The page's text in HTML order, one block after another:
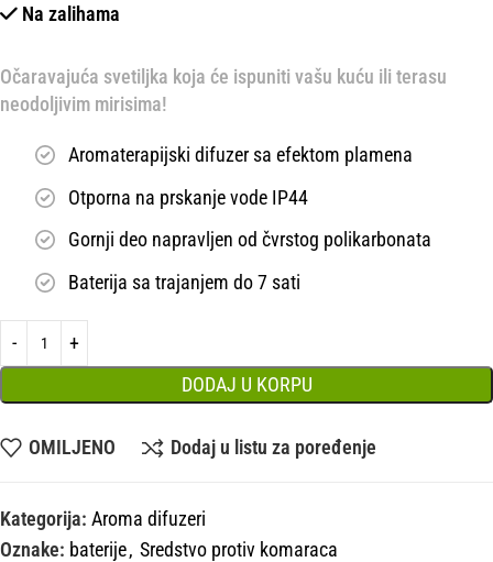
Na zalihama
Očaravajuća svetiljka koja će ispuniti vašu kuću ili terasu
neodoljivim mirisima!
Aromaterapijski difuzer sa efektom plamena
Otporna na prskanje vode IP44
Gornji deo napravljen od čvrstog polikarbonata
Baterija sa trajanjem do 7 sati
DODAJ U KORPU
OMILJENO Dodaj u listu za poređenje
Kategorija: Aroma difuzeri
Oznake: baterije, Sredstvo protiv komaraca